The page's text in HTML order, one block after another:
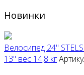
Новинки
Велосипед 24"
13" вес 14,8 кг